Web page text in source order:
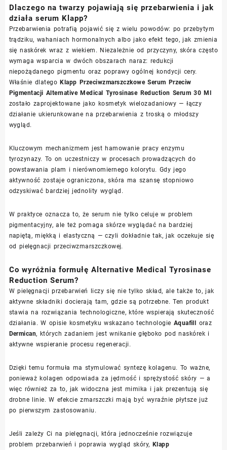
Dlaczego na twarzy pojawiają się przebarwienia i jak
działa serum Klapp?
Przebarwienia potrafią pojawić się z wielu powodów: po przebytym
trądziku, wahaniach hormonalnych albo jako efekt tego, jak zmienia
się naskórek wraz z wiekiem. Niezależnie od przyczyny, skóra często
wymaga wsparcia w dwóch obszarach naraz: redukcji
niepożądanego pigmentu oraz poprawy ogólnej kondycji cery.
Właśnie dlategoKlapp Przeciwzmarszczkowe Serum Przeciw
Pigmentacji Alternative Medical Tyrosinase Reduction Serum 30 Ml
zostało zaprojektowane jako kosmetyk wielozadaniowy — łączy
działanie ukierunkowane na przebarwienia z troską o młodszy
wygląd.
Kluczowym mechanizmem jest hamowanie pracy enzymu
tyrozynazy. To on uczestniczy w procesach prowadzących do
powstawania plam i nierównomiernego kolorytu. Gdy jego
aktywność zostaje ograniczona, skóra ma szansę stopniowo
odzyskiwać bardziej jednolity wygląd.
W praktyce oznacza to, że serum nie tylko celuje w problem
pigmentacyjny, ale też pomaga skórze wyglądać na bardziej
napiętą, miękką i elastyczną — czyli dokładnie tak, jak oczekuje się
od pielęgnacji przeciwzmarszczkowej.
Co wyróżnia formułę Alternative Medical Tyrosinase
Reduction Serum?
W pielęgnacji przebarwień liczy się nie tylko skład, ale także to, jak
aktywne składniki docierają tam, gdzie są potrzebne. Ten produkt
stawia na rozwiązania technologiczne, które wspierają skuteczność
działania. W opisie kosmetyku wskazano technologie Aquafill oraz
Dermican, których zadaniem jest wnikanie głęboko pod naskórek i
aktywne wspieranie procesu regeneracji.
Dzięki temu formuła ma stymulować syntezę kolagenu. To ważne,
ponieważ kolagen odpowiada za jędrność i sprężystość skóry — a
więc również za to, jak widoczna jest mimika i jak prezentują się
drobne linie. W efekcie zmarszczki mają być wyraźnie płytsze już
po pierwszym zastosowaniu.
Jeśli zależy Ci na pielęgnacji, która jednocześnie rozwiązuje
problem przebarwień i poprawia wygląd skóry, Klapp